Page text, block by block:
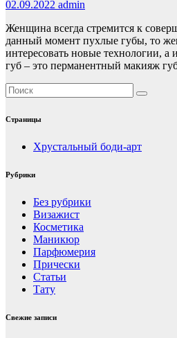
02.09.2022 admin
Женщина всегда стремится к
данный момент пухлые губы, то
интересовать новые технологии, а
губ – это перманентный макияж
Страницы
Хрустальный боди-арт
Рубрики
Без рубрики
Визажист
Косметика
Маникюр
Парфюмерия
Прически
Статьи
Тату
Свежие записи